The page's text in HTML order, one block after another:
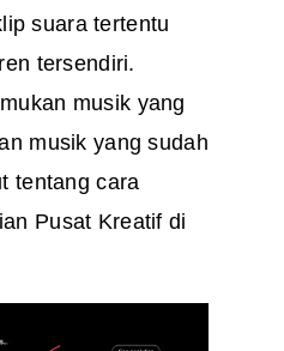
suara tertentu
tersendiri.
musik yang
musik yang sudah
tentang cara
Pusat Kreatif di